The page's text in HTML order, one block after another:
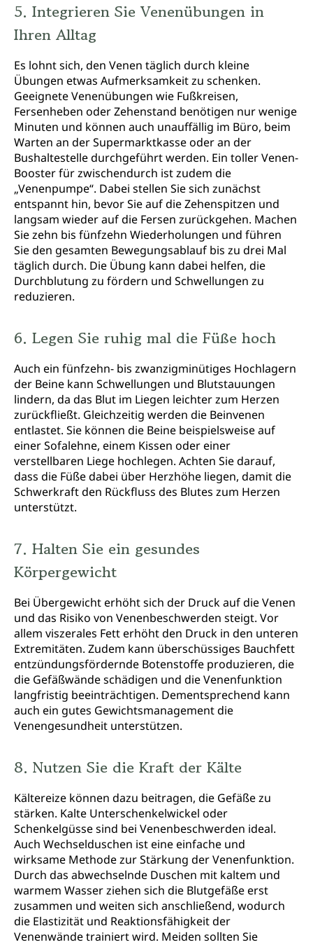
5. Integrieren Sie Venenübungen in
Ihren Alltag
Es lohnt sich, den Venen täglich durch kleine
Übungen etwas Aufmerksamkeit zu schenken.
Geeignete Venenübungen wie Fußkreisen,
Fersenheben oder Zehenstand benötigen nur wenige
Minuten und können auch unauffällig im Büro, beim
Warten an der Supermarktkasse oder an der
Bushaltestelle durchgeführt werden. Ein toller Venen-
Booster für zwischendurch ist zudem die
„Venenpumpe“. Dabei stellen Sie sich zunächst
entspannt hin, bevor Sie auf die Zehenspitzen und
langsam wieder auf die Fersen zurückgehen. Machen
Sie zehn bis fünfzehn Wiederholungen und führen
Sie den gesamten Bewegungsablauf bis zu drei Mal
täglich durch. Die Übung kann dabei helfen, die
Durchblutung zu fördern und Schwellungen zu
reduzieren.
6. Legen Sie ruhig mal die Füße hoch
Auch ein fünfzehn- bis zwanzigminütiges Hochlagern
der Beine kann Schwellungen und Blutstauungen
lindern, da das Blut im Liegen leichter zum Herzen
zurückfließt. Gleichzeitig werden die Beinvenen
entlastet. Sie können die Beine beispielsweise auf
einer Sofalehne, einem Kissen oder einer
verstellbaren Liege hochlegen. Achten Sie darauf,
dass die Füße dabei über Herzhöhe liegen, damit die
Schwerkraft den Rückfluss des Blutes zum Herzen
unterstützt.
7. Halten Sie ein gesundes
Körpergewicht
Bei Übergewicht erhöht sich der Druck auf die Venen
und das Risiko von Venenbeschwerden steigt. Vor
allem viszerales Fett erhöht den Druck in den unteren
Extremitäten. Zudem kann überschüssiges Bauchfett
entzündungsfördernde Botenstoffe produzieren, die
die Gefäßwände schädigen und die Venenfunktion
langfristig beeinträchtigen. Dementsprechend kann
auch ein gutes Gewichtsmanagement die
Venengesundheit unterstützen.
8. Nutzen Sie die Kraft der Kälte
Kältereize können dazu beitragen, die Gefäße zu
stärken. Kalte Unterschenkelwickel oder
Schenkelgüsse sind bei Venenbeschwerden ideal.
Auch Wechselduschen ist eine einfache und
wirksame Methode zur Stärkung der Venenfunktion.
Durch das abwechselnde Duschen mit kaltem und
warmem Wasser ziehen sich die Blutgefäße erst
zusammen und weiten sich anschließend, wodurch
die Elastizität und Reaktionsfähigkeit der
Venenwände trainiert wird. Meiden sollten Sie